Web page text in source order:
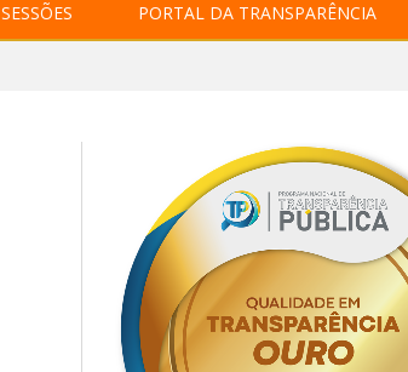
SESSÕES PORTAL DA TRANSPARÊNCIA